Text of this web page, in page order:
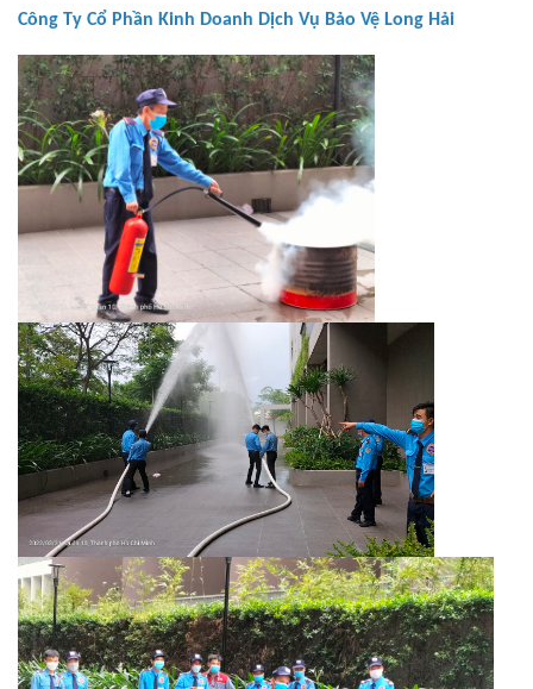
Công Ty Cổ Phần Kinh Doanh Dịch Vụ Bảo Vệ Long Hải